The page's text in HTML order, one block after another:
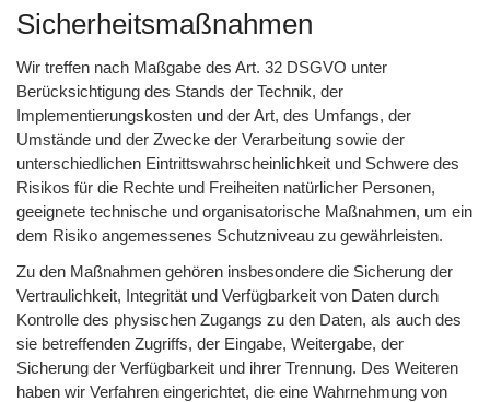
Sicherheitsmaßnahmen
Wir treffen nach Maßgabe des Art. 32 DSGVO unter
Berücksichtigung des Stands der Technik, der
Implementierungskosten und der Art, des Umfangs, der
Umstände und der Zwecke der Verarbeitung sowie der
unterschiedlichen Eintrittswahrscheinlichkeit und Schwere des
Risikos für die Rechte und Freiheiten natürlicher Personen,
geeignete technische und organisatorische Maßnahmen, um ein
dem Risiko angemessenes Schutzniveau zu gewährleisten.
Zu den Maßnahmen gehören insbesondere die Sicherung der
Vertraulichkeit, Integrität und Verfügbarkeit von Daten durch
Kontrolle des physischen Zugangs zu den Daten, als auch des
sie betreffenden Zugriffs, der Eingabe, Weitergabe, der
Sicherung der Verfügbarkeit und ihrer Trennung. Des Weiteren
haben wir Verfahren eingerichtet, die eine Wahrnehmung von